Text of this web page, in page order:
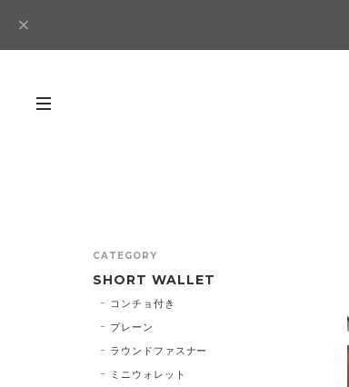
CATEGORY
SHORT WALLET
コンチョ付き
プレーン
ラウンドファスナー
ミニウォレット